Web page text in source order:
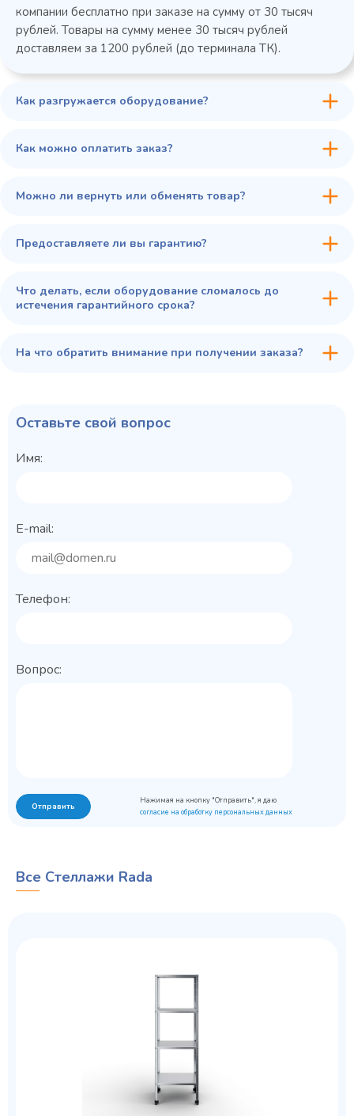
45 900 ₽
компании бесплатно при заказе на сумму от 30 тысяч
рублей. Товары на сумму менее 30 тысяч рублей
доставляем за 1200 рублей (до терминала ТК).
Как разгружается оборудование?
Как можно оплатить заказ?
Можно ли вернуть или обменять товар?
Предоставляете ли вы гарантию?
Что делать, если оборудование сломалось до
истечения гарантийного срока?
На что обратить внимание при получении заказа?
Оставьте свой вопрос
Имя:
E-mail:
Телефон:
Вопрос:
Отправить
Нажимая на кнопку "Отправить", я даю
согласие на обработку персональных данных
Все Стеллажи Rada